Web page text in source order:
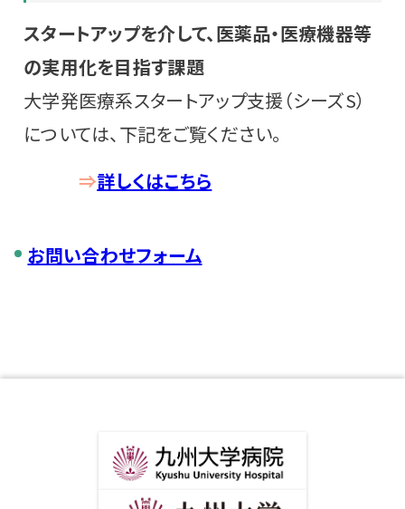
スタートアップを介して、医薬品・医療機器等
の実用化を目指す課題
大学発医療系スタートアップ支援（シーズS）
については、下記をご覧ください。
⇒詳しくはこちら
お問い合わせフォーム